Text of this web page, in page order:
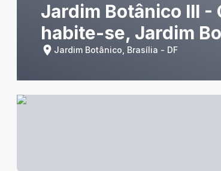
Jardim Botânico III -
habite-se, Jardim
Jardim Botânico, Brasília - DF